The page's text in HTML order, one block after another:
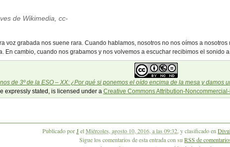
de Wikimedia, cc-
voz grabada nos suene rara. Cuando hablamos, nosotros no nos oímos a
En cambio, cuando nos grabamos y nos volvemos a escuchar recibimos el
de 3º de la ESO – XX: ¿Por qué si ponemos el oído encima de la mesa y damos
expressly stated, is licensed under a Creative Commons Attribution-
Publicado porJelMiércoles, agosto 10, 2016, a las 09:32, y clasificado en
Sigue los comentarios de esta entrada con suRSS de